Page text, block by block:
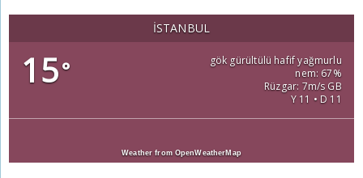
İSTANBUL
15°
gök gürültülü hafif yağmurlu
nem: 67%
Rüzgar: 7m/s GB
Y 11 • D 11
Weather from OpenWeatherMap